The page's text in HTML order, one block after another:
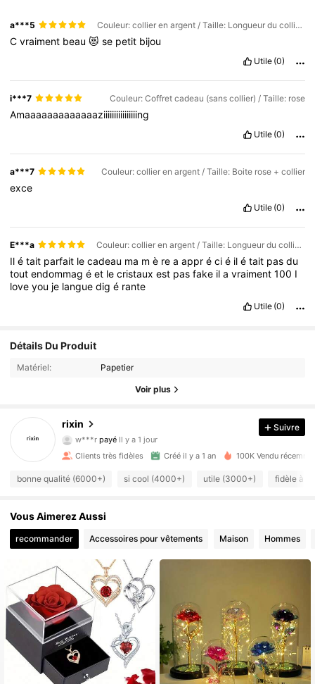
a***5 Couleur: collier en argent / Taille: Longueur du collier 45cm
Cvraiment beau😻se petit bijou
Utile (0)
i***7 Couleur: Coffret cadeau (sans collier) / Taille: rose
Amaaaaaaaaaaaaaziiiiiiiiiiiiiiiing
Utile (0)
a***7 Couleur: collier en argent / Taille: Boite rose + collier
exce
Utile (0)
E***a Couleur: collier en argent / Taille: Longueur du collier 45cm
Ilétait parfait lecadeau ma mè reaapprécié ilétait pasdu
toutendommagéet lecristauxest pasfake ilavraiment100 I
loveyou je languedigé rante
Utile (0)
Détails Du Produit
Matériel: Papetier
Voir plus
rixin4.91
payé
i***1
a suiviIl y a 2 heures
4.91
4.91 5.8K Suiveurs
4.91 5.8K Suiveurs
Suivre
Clients très fidèles Créé il y a 1 an 100K Vendu
bonne qualité (6000+) si cool (4000+) utile (3000+) fidèle à
Vous Aimerez Aussi
recommander Accessoires pour vêtements Maison Hommes